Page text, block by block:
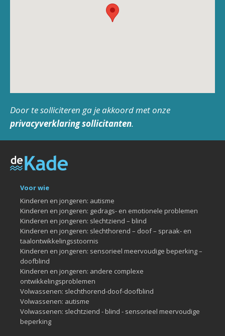
Door te solliciteren ga je akkoord met onze
privacyverklaring sollicitanten.
Voor wie
Kinderen en jongeren: autisme
Kinderen en jongeren: gedrags- en emotionele problemen
Kinderen en jongeren: slechtziend – blind
Kinderen en jongeren: slechthorend – doof – spraak- en
taalontwikkelingsstoornis
Kinderen en jongeren: sensorieel meervoudige beperking –
doofblind
Kinderen en jongeren: andere complexe
ontwikkelingsproblemen
Volwassenen: slechthorend-doof-doofblind
Volwassenen: autisme
Volwassenen: slechtziend - blind - sensorieel meervoudige
beperking